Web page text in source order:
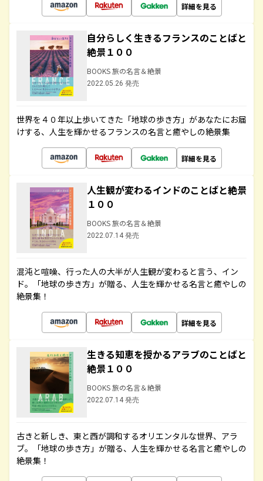
詳細を見る
自分らしく生きるフランスのことばと
絶景１００
BOOKS 旅の名言＆絶景
2022.05.26 発売
世界を４０年以上歩いてきた「地球の歩き方」があなたにお届
けする、人生を輝かせるフランスの名言と癒やしの絶景集
詳細を見る
人生観が変わるインドのことばと絶景
１００
BOOKS 旅の名言＆絶景
2022.07.14 発売
混沌と喧噪、行った人の大半が人生観が変わると言う、イン
ド。「地球の歩き方」が贈る、人生を輝かせる名言と癒やしの
絶景集！
詳細を見る
生きる知恵を授かるアラブのことばと
絶景１００
BOOKS 旅の名言＆絶景
2022.07.14 発売
古きと新しき、東と西が調和するオリエンタルな世界、アラ
ブ。「地球の歩き方」が贈る、人生を輝かせる名言と癒やしの
絶景集！